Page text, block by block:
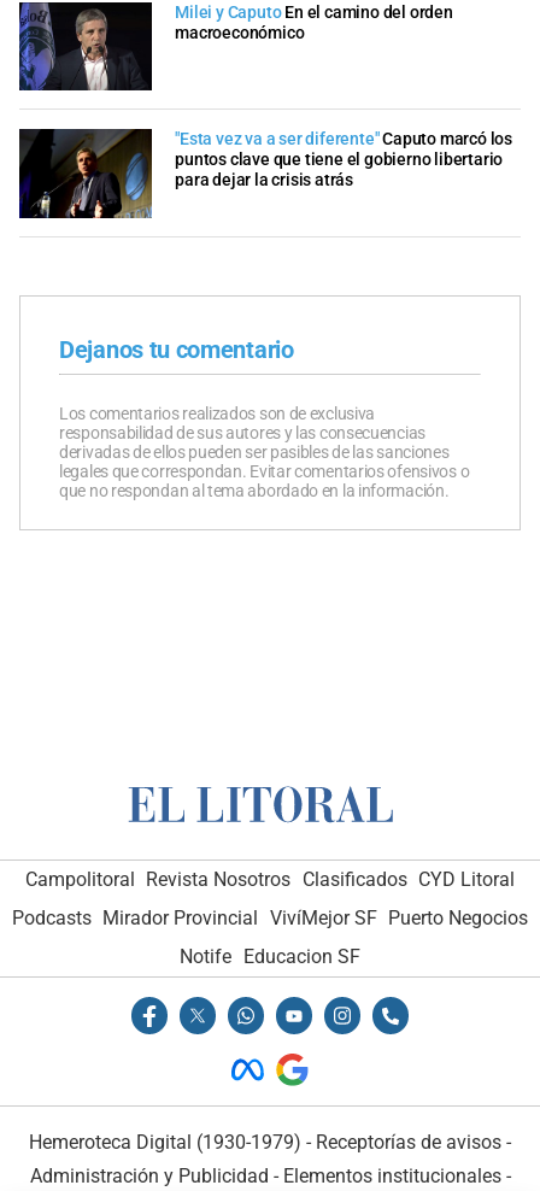
Milei y Caputo En el camino del orden
macroeconómico
"Esta vez va a ser diferente"Caputo marcó los
puntos clave que tiene el gobierno libertario
para dejar la crisis atrás
Dejanos tu comentario
Los comentarios realizados son de exclusiva
responsabilidad de sus autores y las consecuencias
derivadas de ellos pueden ser pasibles de las sanciones
legales que correspondan. Evitar comentarios ofensivos o
que no respondan al tema abordado en la información.
Campolitoral Revista Nosotros Clasificados CYD Litoral
Podcasts Mirador Provincial VivíMejor SF Puerto Negocios
Notife
Educacion SF
Hemeroteca Digital (1930-1979) - Receptorías de avisos -
Administración y Publicidad - Elementos institucionales-